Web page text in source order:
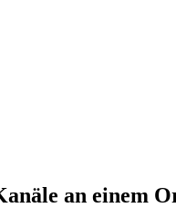
an einem